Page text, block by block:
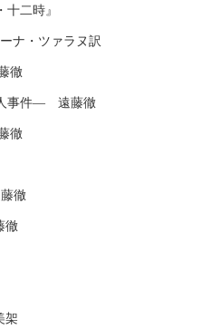
二時』
ナ・ツァラヌ訳
徹
事件― 遠藤徹
徹
徹
徹
架